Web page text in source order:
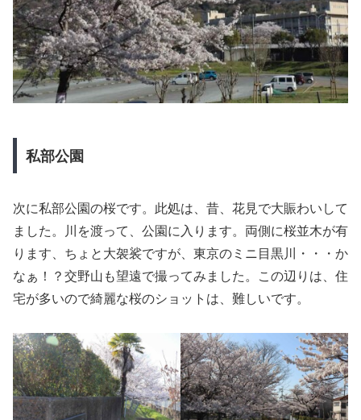
私部公園
次に私部公園の桜です。此処は、昔、花見で大賑わいして
ました。川を渡って、公園に入ります。両側に桜並木が有
ります、ちょと大袈裟ですが、東京のミニ目黒川・・・か
なぁ！？交野山も望遠で撮ってみました。この辺りは、住
宅が多いので綺麗な桜のショットは、難しいです。